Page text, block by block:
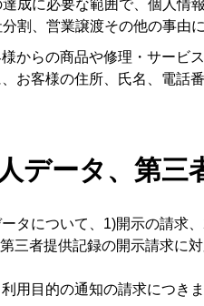
成に必要な範囲で、個人情
割、営業譲渡その他の事由
からの商品や修理・サービ
お客様の住所、氏名、電話
データ、第三
タについて、1)開示の請求
三者提供記録の開示請求に
用目的の通知の請求につき